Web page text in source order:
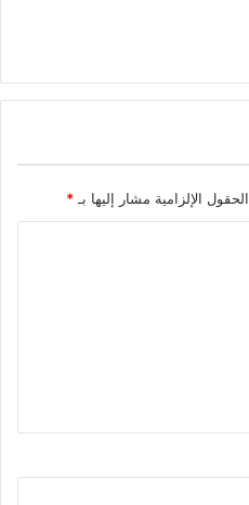
الحقول الإلزامية مشار إليها بـ*